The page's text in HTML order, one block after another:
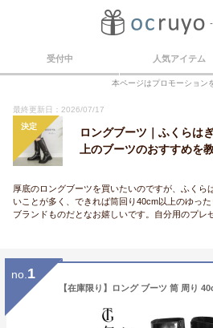
受付中 人気アイテム
本ページはプロモーション
最終更新日：2026/07/17
決定
ロングブーツ｜ふくらは
上のブーツのおすすめを
厚底のロングブーツを買いたいのですが、ふくら
いことが多く、できれば筒回り40cm以上のゆっ
ブランドものだとなお嬉しいです。自分用のプレ
no. 1